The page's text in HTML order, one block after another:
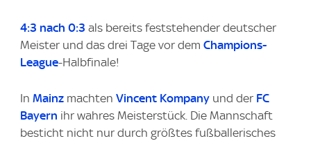
4:3 nach 0:3 als bereits feststehender deutscher
Meister und das drei Tage vor dem Champions-
League-Halbfinale!
In Mainz machten Vincent Kompany und der FC
Bayern ihr wahres Meisterstück. Die Mannschaft
besticht nicht nur durch größtes fußballerisches